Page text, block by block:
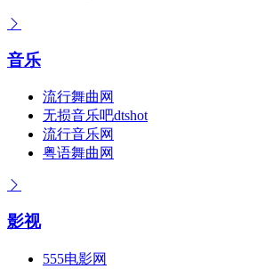
音乐
流行舞曲网
无损音乐吧dtshot
流行音乐网
粤语舞曲网
影视
555电影网